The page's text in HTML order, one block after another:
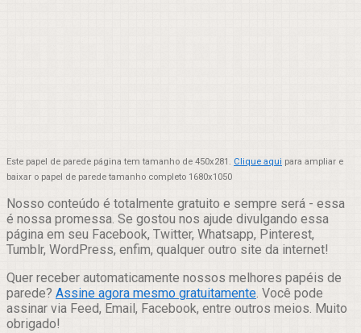
Este papel de parede página tem tamanho de 450x281. Clique aqui para ampliar e
baixar o papel de parede tamanho completo 1680x1050
Nosso conteúdo é totalmente gratuito e sempre será - essa
é nossa promessa. Se gostou nos ajude divulgando essa
página em seu Facebook, Twitter, Whatsapp, Pinterest,
Tumblr, WordPress, enfim, qualquer outro site da internet!
Quer receber automaticamente nossos melhores papéis de
parede? Assine agora mesmo gratuitamente. Você pode
assinar via Feed, Email, Facebook, entre outros meios. Muito
obrigado!